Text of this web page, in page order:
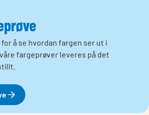
å se hvordan fargen ser ut i
fargeprøver leveres på det